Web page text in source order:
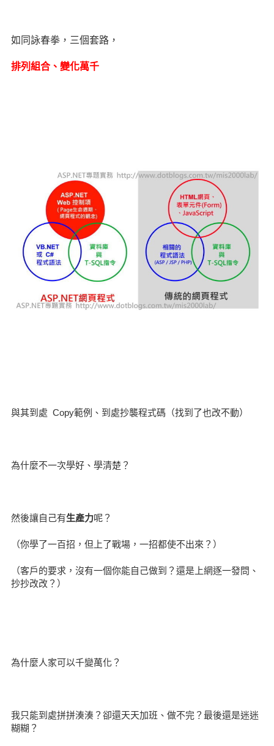
如同詠春拳，三個套路，
排列組合、變化萬千
與其到處 Copy範例、到處抄襲程式碼（找到了也改不動）
為什麼不一次學好、學清楚？
然後讓自己有生產力呢？
（你學了一百招，但上了戰場，一招都使不出來？）
（客戶的要求，沒有一個你能自己做到？還是上網逐一發問、
抄抄改改？）
為什麼人家可以千變萬化？
我只能到處拼拼湊湊？卻還天天加班、做不完？最後還是迷迷
糊糊？